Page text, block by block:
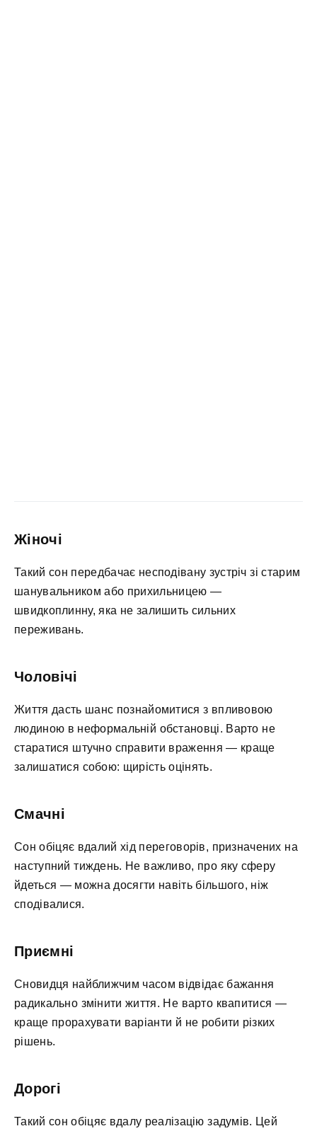
Жіночі
Такий сон передбачає несподівану зустріч зі старим
шанувальником або прихильницею —
швидкоплинну, яка не залишить сильних
переживань.
Чоловічі
Життя дасть шанс познайомитися з впливовою
людиною в неформальній обстановці. Варто не
старатися штучно справити враження — краще
залишатися собою: щирість оцінять.
Смачні
Сон обіцяє вдалий хід переговорів, призначених на
наступний тиждень. Не важливо, про яку сферу
йдеться — можна досягти навіть більшого, ніж
сподівалися.
Приємні
Сновидця найближчим часом відвідає бажання
радикально змінити життя. Не варто квапитися —
краще прорахувати варіанти й не робити різких
рішень.
Дорогі
Такий сон обіцяє вдалу реалізацію задумів. Цей